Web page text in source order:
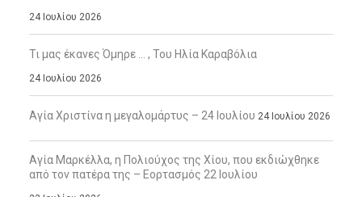
24 Ιουλίου 2026
Τι μας έκανες Όμηρε … , Του Ηλία Καραβόλια
24 Ιουλίου 2026
Αγία Χριστίνα η μεγαλομάρτυς – 24 Ιουλίου 24 Ιουλίου 2026
Αγία Μαρκέλλα, η Πολιούχος της Χίου, που εκδιώχθηκε
από τον πατέρα της – Εορτασμός 22 Ιουλίου